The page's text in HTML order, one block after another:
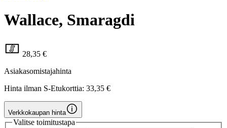
Wallace, Smaragdi
28,35 €
Asiakasomistajahinta
Hinta ilman S-Etukorttia: 33,35 €
Verkkokaupan hinta
Valitse toimitustapa